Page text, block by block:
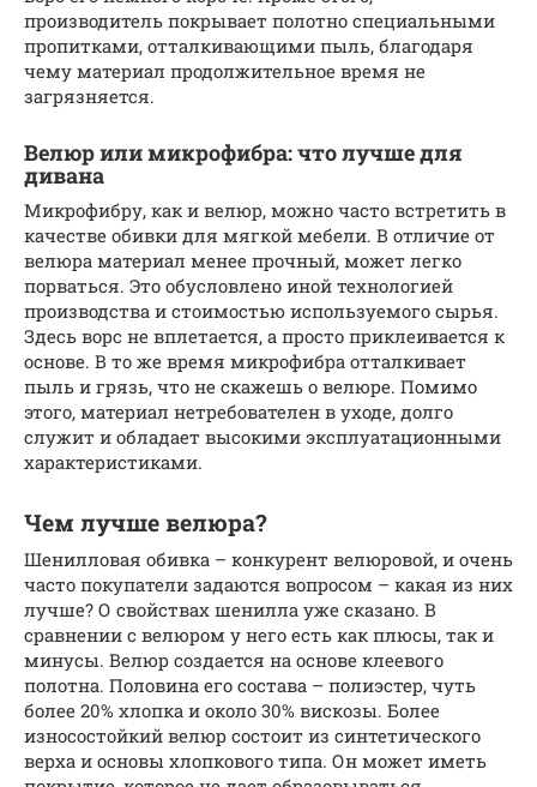
производитель покрывает полотно специальными
пропитками, отталкивающими пыль, благодаря
чему материал продолжительное время не
загрязняется.
Велюр или микрофибра: что лучше для
дивана
Микрофибру, как и велюр, можно часто встретить в
качестве обивки для мягкой мебели. В отличие от
велюра материал менее прочный, может легко
порваться. Это обусловлено иной технологией
производства и стоимостью используемого сырья.
Здесь ворс не вплетается, а просто приклеивается к
основе. В то же время микрофибра отталкивает
пыль и грязь, что не скажешь о велюре. Помимо
этого, материал нетребователен в уходе, долго
служит и обладает высокими эксплуатационными
характеристиками.
Чем лучше велюра?
Шенилловая обивка – конкурент велюровой, и очень
часто покупатели задаются вопросом – какая из них
лучше? О свойствах шенилла уже сказано. В
сравнении с велюром у него есть как плюсы, так и
минусы. Велюр создается на основе клеевого
полотна. Половина его состава – полиэстер, чуть
более 20% хлопка и около 30% вискозы. Более
износостойкий велюр состоит из синтетического
верха и основы хлопкового типа. Он может иметь